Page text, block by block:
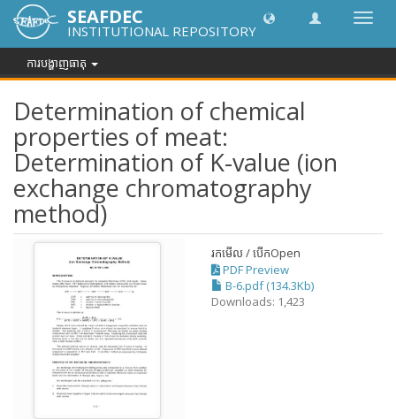
បិទបើក
រុករក
SEAFDEC
INSTITUTIONAL REPOSITORY
ការបង្ហាញធាតុ
Determination of chemical
properties of meat:
Determination of K-value (ion
exchange chromatography
method)
រកមើល / បើកOpen
PDF Preview
B-6.pdf (134.3Kb)
Downloads: 1,423